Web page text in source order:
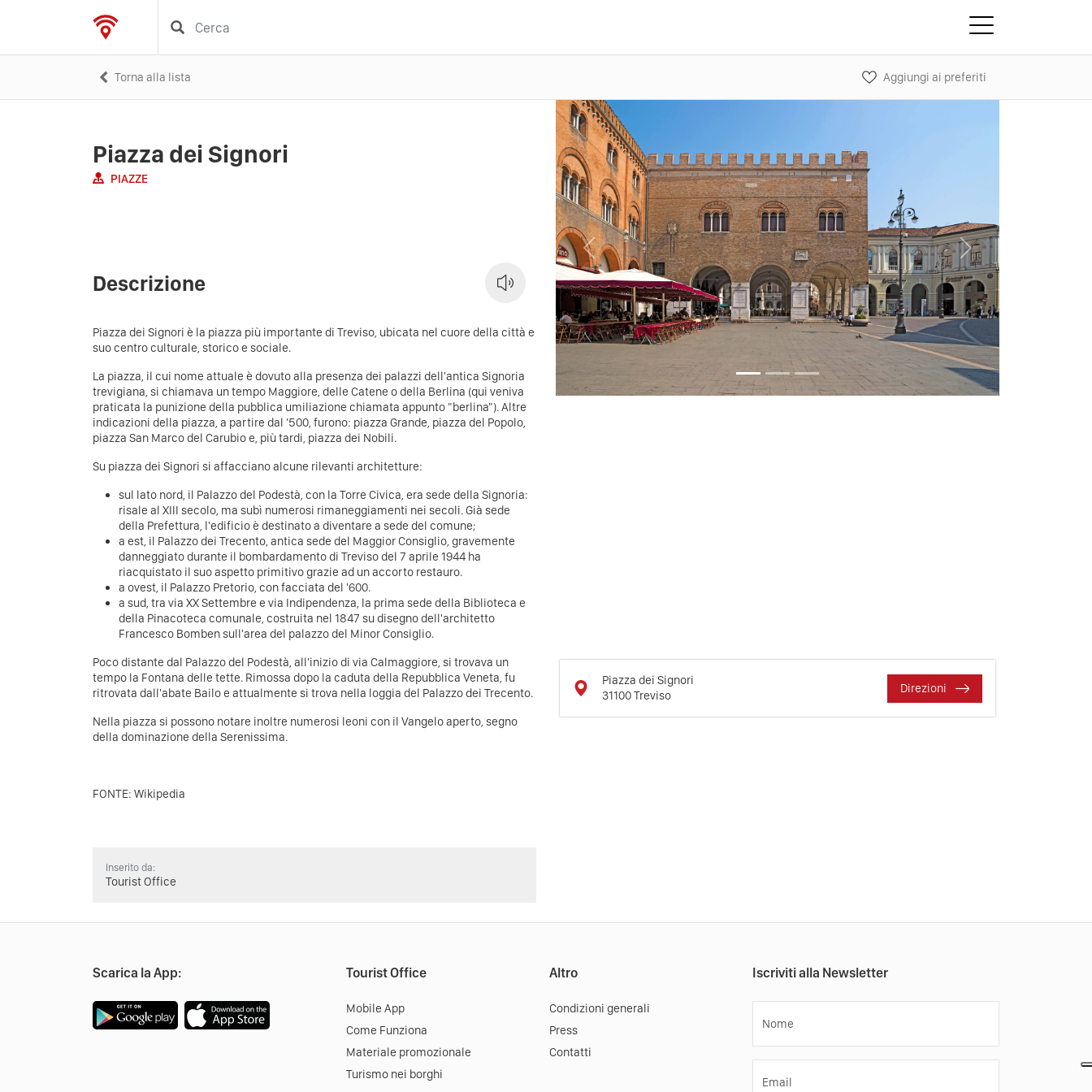
Torna alla lista Aggiungi ai preferiti
Piazza dei Signori
PIAZZE
Descrizione
Piazza dei Signori è la piazza più importante di Treviso, ubicata nel cuore della città e
suo centro culturale, storico e sociale.
La piazza, il cui nome attuale è dovuto alla presenza dei palazzi dell'antica Signoria
trevigiana, si chiamava un tempo Maggiore, delle Catene o della Berlina (qui veniva
praticata la punizione della pubblica umiliazione chiamata appunto "berlina"). Altre
indicazioni della piazza, a partire dal '500, furono: piazza Grande, piazza del Popolo,
piazza San Marco del Carubio e, più tardi, piazza dei Nobili.
Su piazza dei Signori si affacciano alcune rilevanti architetture:
sul lato nord, il Palazzo del Podestà, con la Torre Civica, era sede della Signoria:
risale al XIII secolo, ma subì numerosi rimaneggiamenti nei secoli. Già sede
della Prefettura, l'edificio è destinato a diventare a sede del comune;
a est, il Palazzo dei Trecento, antica sede del Maggior Consiglio, gravemente
danneggiato durante il bombardamento di Treviso del 7 aprile 1944 ha
riacquistato il suo aspetto primitivo grazie ad un accorto restauro.
a ovest, il Palazzo Pretorio, con facciata del '600.
a sud, tra via XX Settembre e via Indipendenza, la prima sede della Biblioteca e
della Pinacoteca comunale, costruita nel 1847 su disegno dell'architetto
Francesco Bomben sull'area del palazzo del Minor Consiglio.
Poco distante dal Palazzo del Podestà, all'inizio di via Calmaggiore, si trovava un
tempo la Fontana delle tette. Rimossa dopo la caduta della Repubblica Veneta, fu
ritrovata dall'abate Bailo e attualmente si trova nella loggia del Palazzo dei Trecento.
Nella piazza si possono notare inoltre numerosi leoni con il Vangelo aperto, segno
della dominazione della Serenissima.
FONTE: Wikipedia
Inserito da:
Tourist Office
Previous Next
Piazza dei Signori
31100Treviso
Direzioni
Scarica la App: Tourist Office
Mobile App
Come Funziona
Materiale promozionale
Turismo nei borghi
Altro
Condizioni generali
Press
Contatti
Iscriviti alla Newsletter
Nome
Email